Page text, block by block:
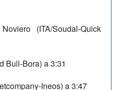
(ITA/Soudal-Quick
Bull-Bora) a 3:31
Ineos) a 3:47